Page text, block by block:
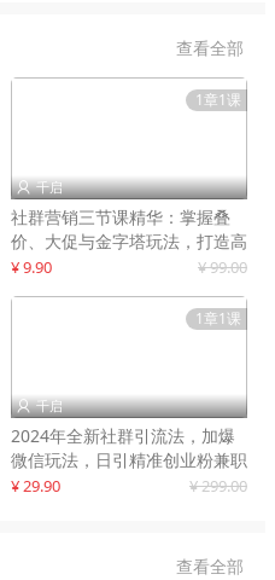
查看全部
1章1课
 千启
社群营销三节课精华：掌握叠
价、大促与金字塔玩法，打造高
效营销体系
¥ 9.90 ¥ 99.00
1章1课
 千启
2024年全新社群引流法，加爆
微信玩法，日引精准创业粉兼职
粉200+
¥ 29.90 ¥ 299.00
查看全部